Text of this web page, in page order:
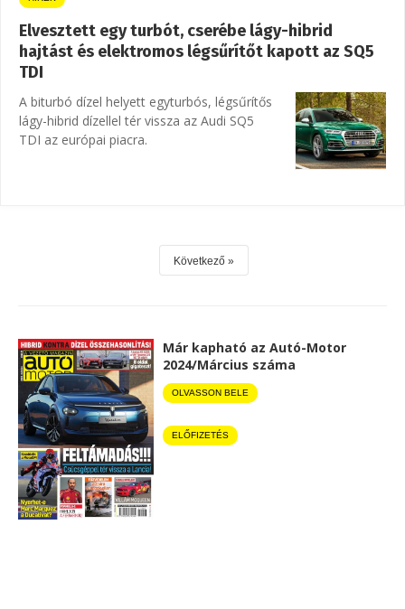
Elvesztett egy turbót, cserébe lágy-hibrid
hajtást és elektromos légsűrítőt kapott az SQ5
TDI
A biturbó dízel helyett egyturbós, légsűrítős
lágy-hibrid dízellel tér vissza az Audi SQ5
TDI az európai piacra.
Következő
Már kapható az Autó-Motor
2024/Március száma
OLVASSON BELE
ELŐFIZETÉS